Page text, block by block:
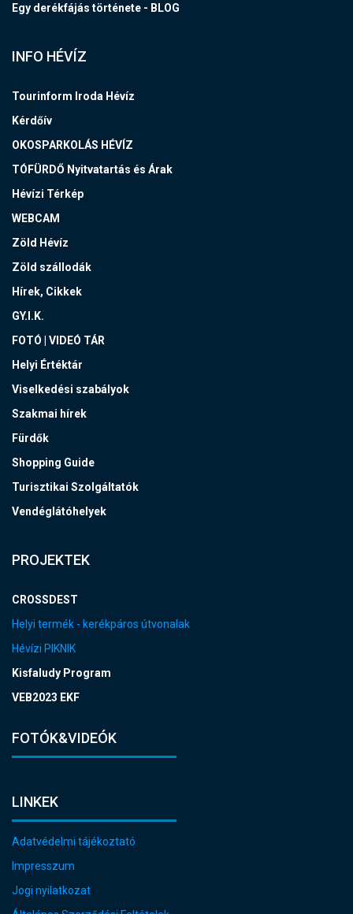
Egy derékfájás története - BLOG
INFO HÉVÍZ
Tourinform Iroda Hévíz
Kérdőív
OKOSPARKOLÁS HÉVÍZ
TÓFÜRDŐ Nyitvatartás és Árak
Hévízi Térkép
WEBCAM
Zöld Hévíz
Zöld szállodák
Hírek, Cikkek
GY.I.K.
FOTÓ | VIDEÓ TÁR
Helyi Értéktár
Viselkedési szabályok
Szakmai hírek
Fürdők
Shopping Guide
Turisztikai Szolgáltatók
Vendéglátóhelyek
PROJEKTEK
CROSSDEST
Helyi termék - kerékpáros útvonalak
Hévízi PIKNIK
Kisfaludy Program
VEB2023 EKF
FOTÓK&VIDEÓK
LINKEK
Adatvédelmi tájékoztató
Impresszum
Jogi nyilatkozat